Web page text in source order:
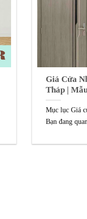
Giá Cửa
Tháp |
Mục lục Giá
Bạn đang